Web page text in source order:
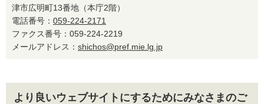
津市広明町13番地（本庁2階）
電話番号： 059-224-2171
ファクス番号：059-224-2219
メールアドレス： shichos@pref.mie.lg.jp
より良いウェブサイトにするためにみなさまのご